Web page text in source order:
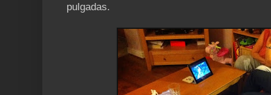
pulgadas.